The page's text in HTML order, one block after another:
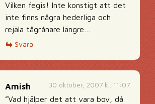
Vilken fegis! Inte konstigt att det
inte finns några hederliga och
rejäla tågrånare längre…
Svara
30 oktober, 2007 kl. 11:07
Amish
”Vad hjälper det att vara bov, då